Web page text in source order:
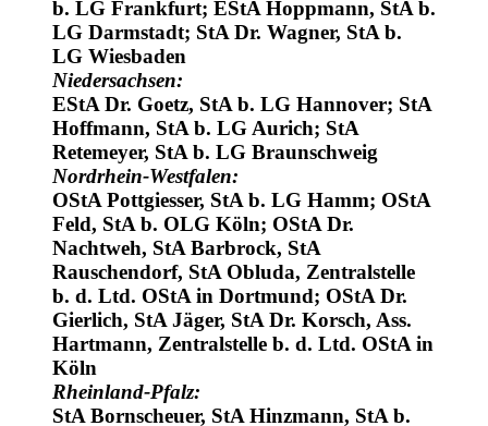
b. LG Frankfurt; EStA Hoppmann, StA b.
LG Darmstadt; StA Dr. Wagner, StA b.
LG Wiesbaden
Niedersachsen:
EStA Dr. Goetz, StA b. LG Hannover; StA
Hoffmann, StA b. LG Aurich; StA
Retemeyer, StA b. LG Braunschweig
Nordrhein-Westfalen:
OStA Pottgiesser, StA b. LG Hamm; OStA
Feld, StA b. OLG Köln; OStA Dr.
Nachtweh, StA Barbrock, StA
Rauschendorf, StA Obluda, Zentralstelle
b. d. Ltd. OStA in Dortmund; OStA Dr.
Gierlich, StA Jäger, StA Dr. Korsch, Ass.
Hartmann, Zentralstelle b. d. Ltd. OStA in
Köln
Rheinland-Pfalz: